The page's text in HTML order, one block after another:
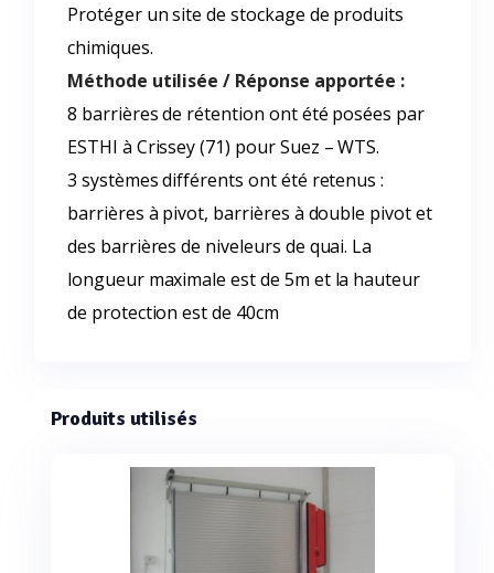
Protéger un site de stockage de produits
chimiques.
Méthode utilisée / Réponse apportée :
8 barrières de rétention ont été posées par
ESTHI à Crissey (71) pour Suez – WTS.
3 systèmes différents ont été retenus :
barrières à pivot, barrières à double pivot et
des barrières de niveleurs de quai. La
longueur maximale est de 5m et la hauteur
de protection est de 40cm
Produits utilisés